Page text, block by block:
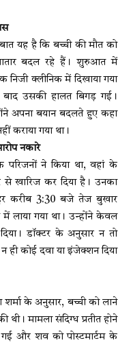
यह है कि बच्ची की मौत को
बदल रहे हैं। शुरुआत में
निजी क्लीनिक में दिखाया गया
उसकी हालत बिगड़ गई।
अपना बयान बदलते हुए कहा
कराया गया था।
नकारे
परिजनों ने किया था, वहां के
से खारिज कर दिया है। उनका
करीब 3:30 बजे तेज बुखार
में लाया गया था। उन्होंने केवल
डॉक्टर के अनुसार न तो
ही कोई दवा या इंजेक्शन दिया
के अनुसार, बच्ची को लाने
मामला संदिग्ध प्रतीत होने
और शव को पोस्टमार्टम के